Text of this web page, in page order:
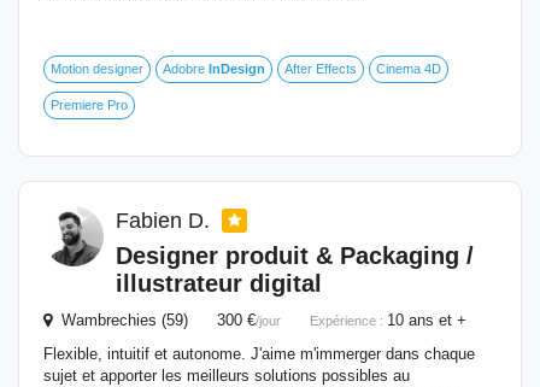
Motion designer Adobre InDesign After Effects Cinema 4D
Premiere Pro
Fabien D.
Designer produit & Packaging /
illustrateur digital
Wambrechies (59) 300 €/jour Expérience : 10 ans et +
Flexible, intuitif et autonome. J'aime m'immerger dans chaque
sujet et apporter les meilleurs solutions possibles au